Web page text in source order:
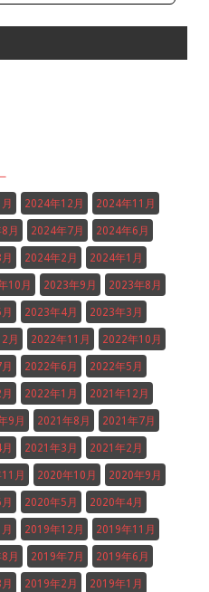
2024年12月 2024年11月
月 2024年7月 2024年6月
2024年2月 2024年1月
10月 2023年9月 2023年8月
2023年4月 2023年3月
月 2022年11月 2022年10月
2022年6月 2022年5月
2022年1月 2021年12月
9月 2021年8月 2021年7月
2021年3月 2021年2月
月 2020年10月 2020年9月
2020年5月 2020年4月
2019年12月 2019年11月
月 2019年7月 2019年6月
2019年2月 2019年1月